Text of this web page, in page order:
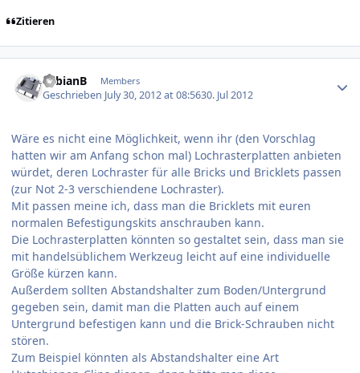
Zitieren
FabianB Members
Geschrieben July 30, 2012 at 08:5630. Jul 2012
Wäre es nicht eine Möglichkeit, wenn ihr (den Vorschlag
hatten wir am Anfang schon mal) Lochrasterplatten anbieten
würdet, deren Lochraster für alle Bricks und Bricklets passen
(zur Not 2-3 verschiendene Lochraster).
Mit passen meine ich, dass man die Bricklets mit euren
normalen Befestigungskits anschrauben kann.
Die Lochrasterplatten könnten so gestaltet sein, dass man sie
mit handelsüblichem Werkzeug leicht auf eine individuelle
Größe kürzen kann.
Außerdem sollten Abstandshalter zum Boden/Untergrund
gegeben sein, damit man die Platten auch auf einem
Untergrund befestigen kann und die Brick-Schrauben nicht
stören.
Zum Beispiel könnten als Abstandshalter eine Art